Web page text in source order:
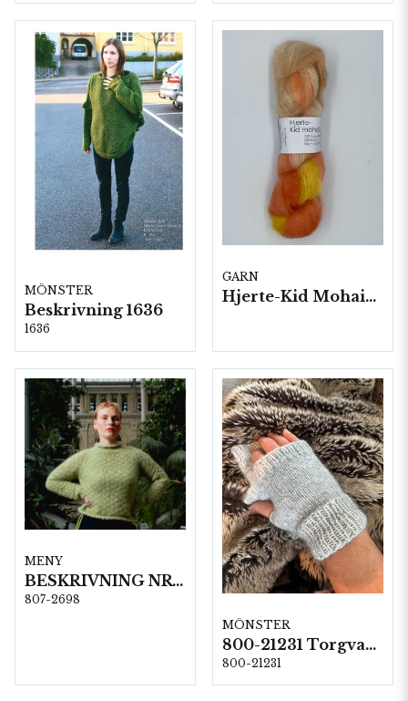
MÖNSTER
Beskrivning 1636
1636
GARN
Hjerte-Kid Mohair, 5 härvor a50 g./fp.
MENY
BESKRIVNING NR 2698 "Lumen"
807-2698
MÖNSTER
800-21231 Torgvantar
800-21231